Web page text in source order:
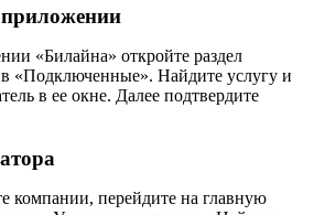
«Билайна» откройте раздел
«Подключенные». Найдите услугу и
в ее окне. Далее подтвердите
компании, перейдите на главную